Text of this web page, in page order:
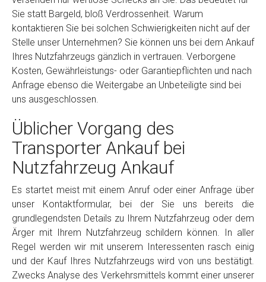
Sie statt Bargeld, bloß Verdrossenheit. Warum
kontaktieren Sie bei solchen Schwierigkeiten nicht auf der
Stelle unser Unternehmen? Sie können uns bei dem Ankauf
Ihres Nutzfahrzeugs gänzlich in vertrauen. Verborgene
Kosten, Gewährleistungs- oder Garantiepflichten und nach
Anfrage ebenso die Weitergabe an Unbeteiligte sind bei
uns ausgeschlossen.
Üblicher Vorgang des
Transporter Ankauf bei
Nutzfahrzeug Ankauf
Es startet meist mit einem Anruf oder einer Anfrage über
unser Kontaktformular, bei der Sie uns bereits die
grundlegendsten Details zu Ihrem Nutzfahrzeug oder dem
Ärger mit Ihrem Nutzfahrzeug schildern können. In aller
Regel werden wir mit unserem Interessenten rasch einig
und der Kauf Ihres Nutzfahrzeugs wird von uns bestätigt.
Zwecks Analyse des Verkehrsmittels kommt einer unserer